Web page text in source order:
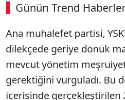
Günün Trend
Ana muhalefet partisi,
dilekçede geriye dönük
mevcut yönetim
gerektiğini vurguladı. Bu
içerisinde gerçekleştirilen